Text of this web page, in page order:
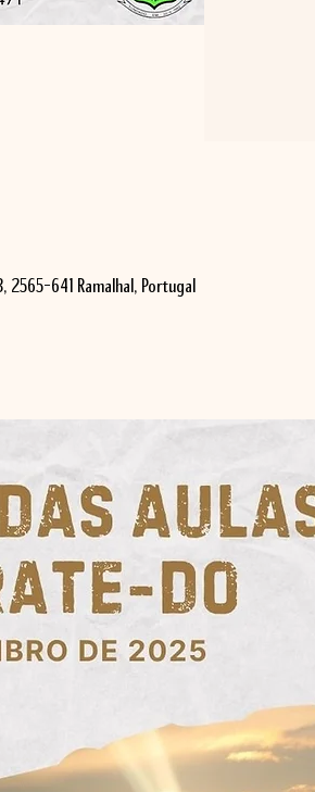
2565-641 Ramalhal, Portugal